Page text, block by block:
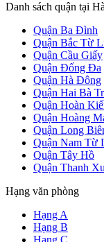
Danh sách quận tại
Quận Ba Đình
Quận Bắc Từ
Quận Cầu Giấy
Quận Đống Đa
Quận Hà Đông
Quận Hai Bà
Quận Hoàn
Quận Hoàng
Quận Long
Quận Nam Từ
Quận Tây Hồ
Quận Thanh
Hạng văn phòng
Hạng A
Hạng B
Hạng C